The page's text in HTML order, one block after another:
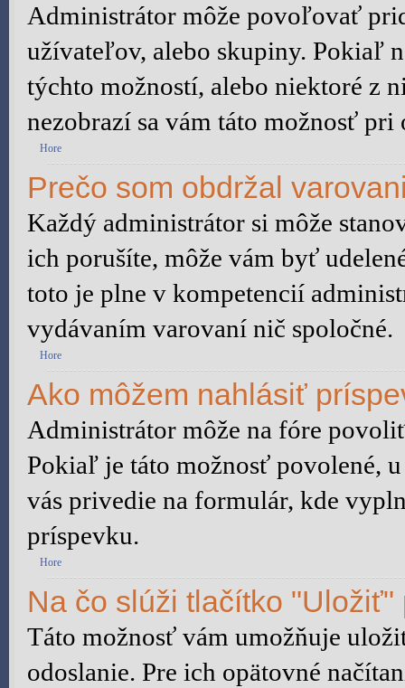
Administrátor môže povoľovať
užívateľov, alebo skupiny. Pokiaľ
týchto možností, alebo niektoré z
nezobrazí sa vám táto možnosť
Hore
Prečo som obdržal
Každý administrátor si môže
ich porušíte, môže vám byť
toto je plne v kompetencií
vydávaním varovaní nič spoločné.
Hore
Ako môžem nahlásiť
Administrátor môže na fóre
Pokiaľ je táto možnosť povolené,
vás privedie na formulár, kde
príspevku.
Hore
Na čo slúži tlačítko
Táto možnosť vám umožňuje
odoslanie. Pre ich opätovné